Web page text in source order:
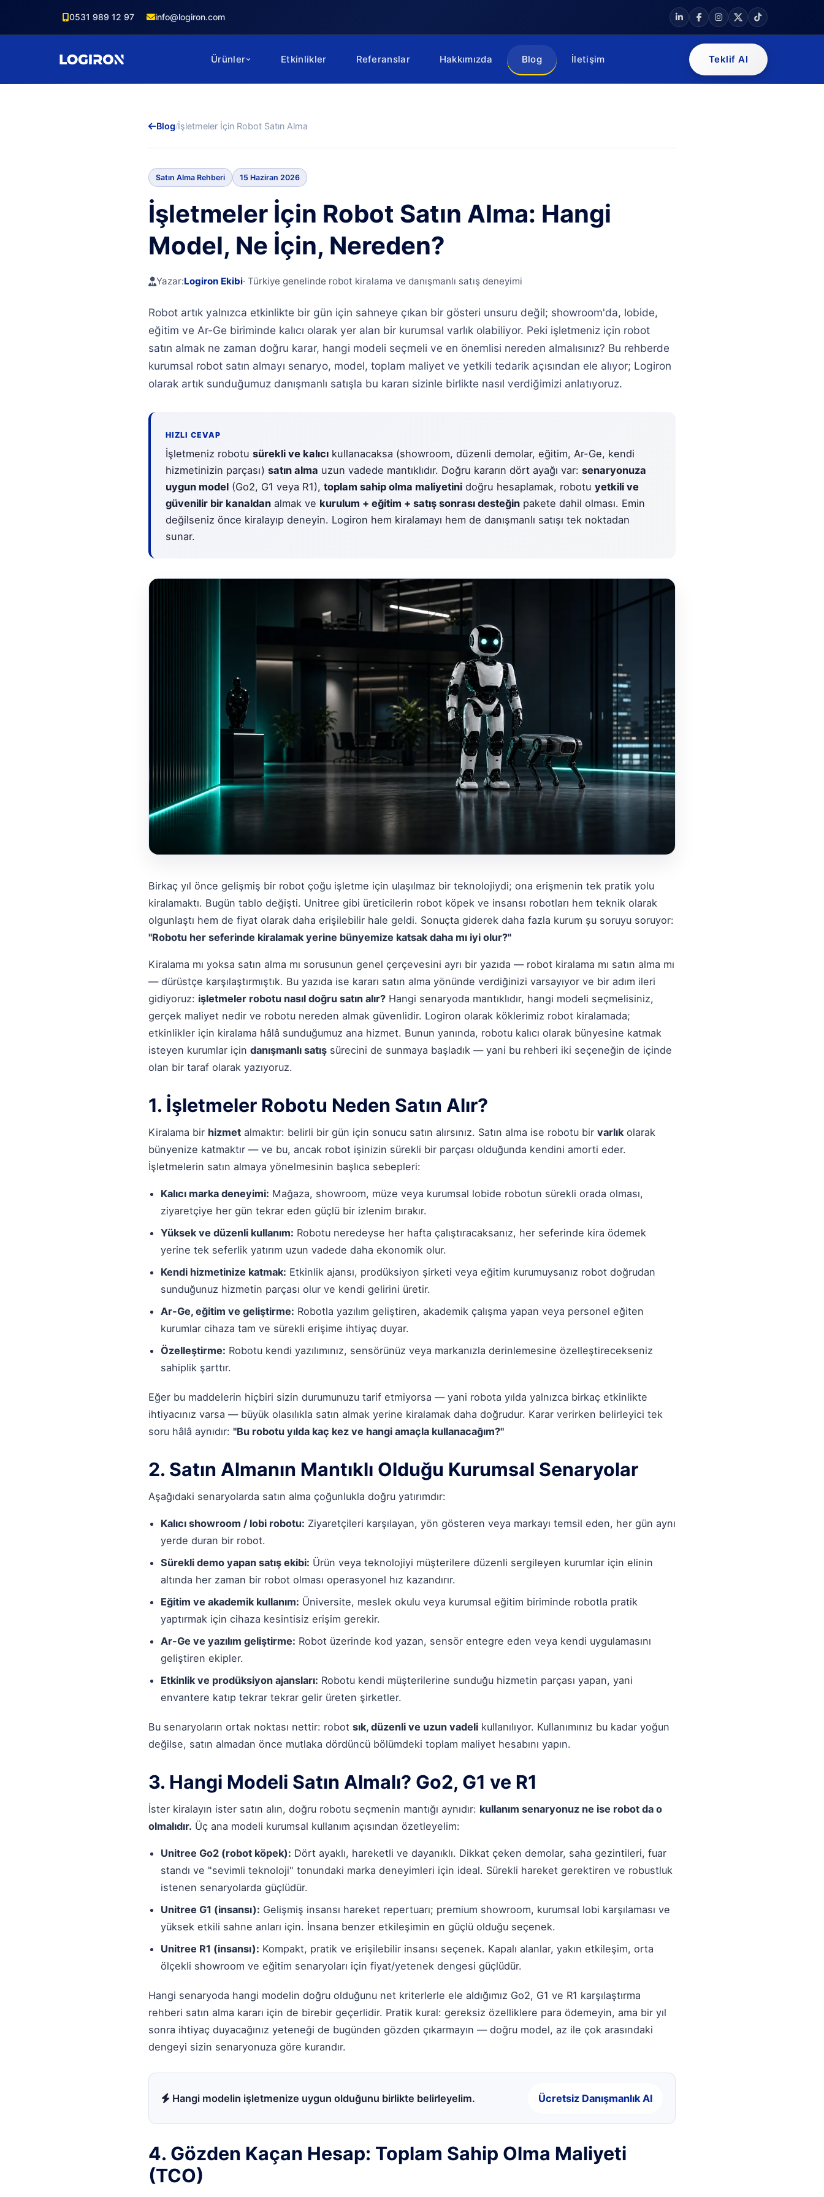
0531 989 12 97 info@logiron.com
Ürünler Etkinlikler Referanslar Hakkımızda Blog İletişim Teklif Al
Blog/İşletmeler İçin Robot Satın Alma
Satın Alma Rehberi 15 Haziran 2026
İşletmeler İçin Robot Satın Alma: Hangi
Model, Ne İçin, Nereden?
Yazar:Logiron Ekibi· Türkiye genelinde robot kiralama ve danışmanlı satış deneyimi
Robot artık yalnızca etkinlikte bir gün için sahneye çıkan bir gösteri unsuru değil; showroom'da, lobide,
eğitim ve Ar-Ge biriminde kalıcı olarak yer alan bir kurumsal varlık olabiliyor. Peki işletmeniz için robot
satın almak ne zaman doğru karar, hangi modeli seçmeli ve en önemlisi nereden almalısınız? Bu rehberde
kurumsal robot satın almayı senaryo, model, toplam maliyet ve yetkili tedarik açısından ele alıyor; Logiron
olarak artık sunduğumuz danışmanlı satışla bu kararı sizinle birlikte nasıl verdiğimizi anlatıyoruz.
HIZLI CEVAP
İşletmeniz robotu sürekli ve kalıcı kullanacaksa (showroom, düzenli demolar, eğitim, Ar-Ge, kendi
hizmetinizin parçası) satın alma uzun vadede mantıklıdır. Doğru kararın dört ayağı var: senaryonuza
uygun model (Go2, G1 veya R1), toplam sahip olma maliyetini doğru hesaplamak, robotu yetkili ve
güvenilir bir kanaldan almak ve kurulum + eğitim + satış sonrası desteğin pakete dahil olması. Emin
değilseniz önce kiralayıp deneyin. Logiron hem kiralamayı hem de danışmanlı satışı tek noktadan
sunar.
Birkaç yıl önce gelişmiş bir robot çoğu işletme için ulaşılmaz bir teknolojiydi; ona erişmenin tek pratik yolu
kiralamaktı. Bugün tablo değişti. Unitree gibi üreticilerin robot köpek ve insansı robotları hem teknik olarak
olgunlaştı hem de fiyat olarak daha erişilebilir hale geldi. Sonuçta giderek daha fazla kurum şu soruyu soruyor:
"Robotu her seferinde kiralamak yerine bünyemize katsak daha mı iyi olur?"
Kiralama mı yoksa satın alma mı sorusunun genel çerçevesini ayrı bir yazıda — robot kiralama mı satın alma mı
— dürüstçe karşılaştırmıştık. Bu yazıda ise kararı satın alma yönünde verdiğinizi varsayıyor ve bir adım ileri
gidiyoruz: işletmeler robotu nasıl doğru satın alır? Hangi senaryoda mantıklıdır, hangi modeli seçmelisiniz,
gerçek maliyet nedir ve robotu nereden almak güvenlidir. Logiron olarak köklerimiz robot kiralamada;
etkinlikler için kiralama hâlâ sunduğumuz ana hizmet. Bunun yanında, robotu kalıcı olarak bünyesine katmak
isteyen kurumlar için danışmanlı satış sürecini de sunmaya başladık — yani bu rehberi iki seçeneğin de içinde
olan bir taraf olarak yazıyoruz.
1. İşletmeler Robotu Neden Satın Alır?
Kiralama bir hizmet almaktır: belirli bir gün için sonucu satın alırsınız. Satın alma ise robotu bir varlıkolarak
bünyenize katmaktır — ve bu, ancak robot işinizin sürekli bir parçası olduğunda kendini amorti eder.
İşletmelerin satın almaya yönelmesinin başlıca sebepleri:
Kalıcı marka deneyimi: Mağaza, showroom, müze veya kurumsal lobide robotun sürekli orada olması,
ziyaretçiye her gün tekrar eden güçlü bir izlenim bırakır.
Yüksek ve düzenli kullanım: Robotu neredeyse her hafta çalıştıracaksanız, her seferinde kira ödemek
yerine tek seferlik yatırım uzun vadede daha ekonomik olur.
Kendi hizmetinize katmak: Etkinlik ajansı, prodüksiyon şirketi veya eğitim kurumuysanız robot doğrudan
sunduğunuz hizmetin parçası olur ve kendi gelirini üretir.
Ar-Ge, eğitim ve geliştirme: Robotla yazılım geliştiren, akademik çalışma yapan veya personel eğiten
kurumlar cihaza tam ve sürekli erişime ihtiyaç duyar.
Özelleştirme: Robotu kendi yazılımınız, sensörünüz veya markanızla derinlemesine özelleştirecekseniz
sahiplik şarttır.
Eğer bu maddelerin hiçbiri sizin durumunuzu tarif etmiyorsa — yani robota yılda yalnızca birkaç etkinlikte
ihtiyacınız varsa — büyük olasılıkla satın almak yerine kiralamak daha doğrudur. Karar verirken belirleyici tek
soru hâlâ aynıdır: "Bu robotu yılda kaç kez ve hangi amaçla kullanacağım?"
2. Satın Almanın Mantıklı Olduğu Kurumsal Senaryolar
Aşağıdaki senaryolarda satın alma çoğunlukla doğru yatırımdır:
Kalıcı showroom / lobi robotu: Ziyaretçileri karşılayan, yön gösteren veya markayı temsil eden, her gün aynı
yerde duran bir robot.
Sürekli demo yapan satış ekibi: Ürün veya teknolojiyi müşterilere düzenli sergileyen kurumlar için elinin
altında her zaman bir robot olması operasyonel hız kazandırır.
Eğitim ve akademik kullanım: Üniversite, meslek okulu veya kurumsal eğitim biriminde robotla pratik
yaptırmak için cihaza kesintisiz erişim gerekir.
Ar-Ge ve yazılım geliştirme: Robot üzerinde kod yazan, sensör entegre eden veya kendi uygulamasını
geliştiren ekipler.
Etkinlik ve prodüksiyon ajansları: Robotu kendi müşterilerine sunduğu hizmetin parçası yapan, yani
envantere katıp tekrar tekrar gelir üreten şirketler.
Bu senaryoların ortak noktası nettir: robot sık, düzenli ve uzun vadeli kullanılıyor. Kullanımınız bu kadar yoğun
değilse, satın almadan önce mutlaka dördüncü bölümdeki toplam maliyet hesabını yapın.
3. Hangi Modeli Satın Almalı? Go2, G1 ve R1
İster kiralayın ister satın alın, doğru robotu seçmenin mantığı aynıdır: kullanım senaryonuz ne ise robot da o
olmalıdır. Üç ana modeli kurumsal kullanım açısından özetleyelim:
Unitree Go2 (robot köpek): Dört ayaklı, hareketli ve dayanıklı. Dikkat çeken demolar, saha gezintileri, fuar
standı ve "sevimli teknoloji" tonundaki marka deneyimleri için ideal. Sürekli hareket gerektiren ve robustluk
istenen senaryolarda güçlüdür.
Unitree G1 (insansı): Gelişmiş insansı hareket repertuarı; premium showroom, kurumsal lobi karşılaması ve
yüksek etkili sahne anları için. İnsana benzer etkileşimin en güçlü olduğu seçenek.
Unitree R1 (insansı): Kompakt, pratik ve erişilebilir insansı seçenek. Kapalı alanlar, yakın etkileşim, orta
ölçekli showroom ve eğitim senaryoları için fiyat/yetenek dengesi güçlüdür.
Hangi senaryoda hangi modelin doğru olduğunu net kriterlerle ele aldığımız Go2, G1 ve R1 karşılaştırma
rehberi satın alma kararı için de birebir geçerlidir. Pratik kural: gereksiz özelliklere para ödemeyin, ama bir yıl
sonra ihtiyaç duyacağınız yeteneği de bugünden gözden çıkarmayın — doğru model, az ile çok arasındaki
dengeyi sizin senaryonuza göre kurandır.
Hangi modelin işletmenize uygun olduğunu birlikte belirleyelim. Ücretsiz Danışmanlık Al
4. Gözden Kaçan Hesap: Toplam Sahip Olma Maliyeti
(TCO)